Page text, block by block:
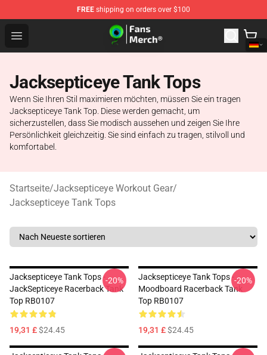
FREE shipping on orders over $100
Open menu
Jacksepticeye Store - Official Jacksepticeye
Jacksepticeye Tank Tops
Wenn Sie Ihren Stil maximieren möchten, müssen Sie ein tragen
Jacksepticeye Tank Top. Diese werden gemacht, um
sicherzustellen, dass Sie modisch aussehen und zeigen Sie Ihre
Persönlichkeit gleichzeitig. Sie sind einfach zu tragen, stilvoll und
komfortabel.
Startseite/Jacksepticeye Workout Gear/
Jacksepticeye Tank Tops
Jacksepticeye Tank Tops -
JackSepticeye Racerback Tank
Top RB0107
19,31 £$24.45
-20%
Jacksepticeye Tank Tops -
Moodboard Racerback Tank
Top RB0107
19,31 £$24.45
-20%